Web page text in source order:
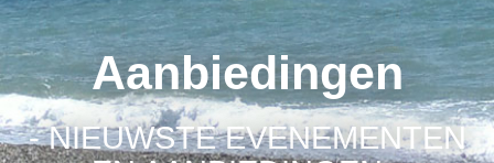
Aanbiedingen
- NIEUWSTE EVENEMENTEN